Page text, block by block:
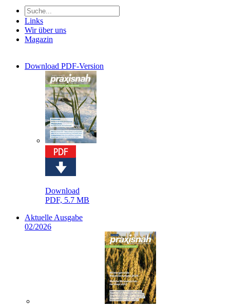
Links
Wir über uns
Magazin
Download PDF-Version
Download
PDF, 5.7 MB
Aktuelle Ausgabe
02/2026